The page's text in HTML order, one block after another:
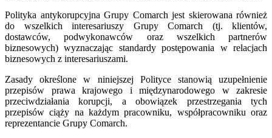
Polityka antykorupcyjna Grupy Comarch jest skierowana również
do wszelkich interesariuszy Grupy Comarch (tj. klientów,
dostawców, podwykonawców oraz wszelkich partnerów
biznesowych) wyznaczając standardy postępowania w relacjach
biznesowych z interesariuszami.
Zasady określone w niniejszej Polityce stanowią uzupełnienie
przepisów prawa krajowego i międzynarodowego w zakresie
przeciwdziałania korupcji, a obowiązek przestrzegania tych
przepisów ciąży na każdym pracowniku, współpracowniku oraz
reprezentancie Grupy Comarch.